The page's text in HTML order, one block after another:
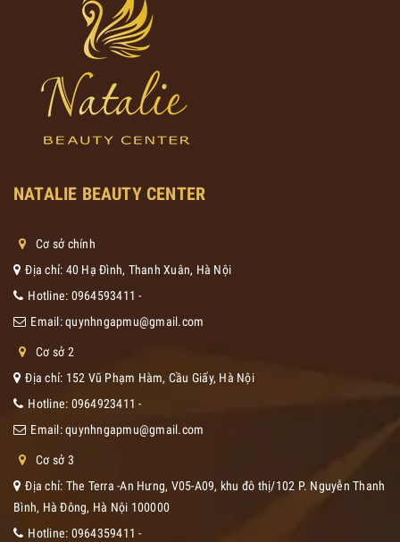
NATALIE BEAUTY CENTER
Cơ sở chính
Địa chỉ: 40 Hạ Đình, Thanh Xuân, Hà Nội
Hotline: 0964593411 -
Email:quynhngapmu@gmail.com
Cơ sở 2
Địa chỉ: 152 Vũ Phạm Hàm, Cầu Giấy, Hà Nội
Hotline: 0964923411 -
Email:quynhngapmu@gmail.com
Cơ sở 3
Địa chỉ: The Terra -An Hưng, V05-A09, khu đô thị/102 P. Nguyễn Thanh
Bình, Hà Đông, Hà Nội 100000
Hotline: 0964359411 -